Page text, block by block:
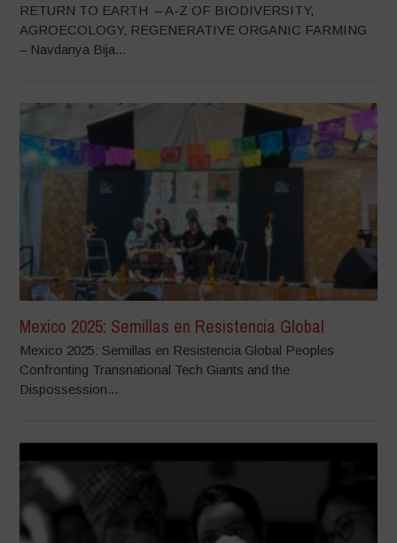
RETURN TO EARTH – A-Z OF BIODIVERSITY,
AGROECOLOGY, REGENERATIVE ORGANIC FARMING
– Navdanya Bija...
Mexico 2025: Semillas en Resistencia Global
Mexico 2025: Semillas en Resistencia Global Peoples
Confronting Transnational Tech Giants and the
Dispossession...